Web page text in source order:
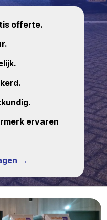
offerte.
ervaren
→